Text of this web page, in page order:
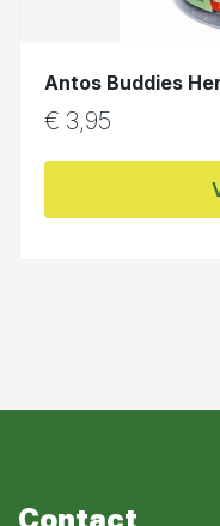
Antos Buddies
€ 3,95